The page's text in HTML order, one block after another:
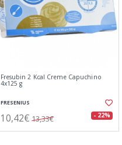
Fresubin 2 Kcal Creme Capuchino
4x125 g
FRESENIUS
10,42€ 13,33€ - 22%